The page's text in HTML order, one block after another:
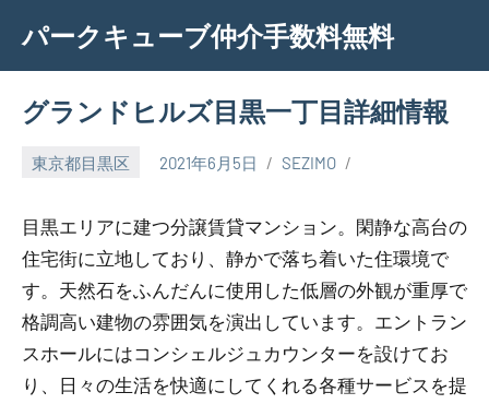
content
パークキューブ仲介手数料無料
グランドヒルズ目黒一丁目詳細情報
東京都目黒区 2021年6月5日 SEZIMO
目黒エリアに建つ分譲賃貸マンション。閑静な高台の
住宅街に立地しており、静かで落ち着いた住環境で
す。天然石をふんだんに使用した低層の外観が重厚で
格調高い建物の雰囲気を演出しています。エントラン
スホールにはコンシェルジュカウンターを設けてお
り、日々の生活を快適にしてくれる各種サービスを提